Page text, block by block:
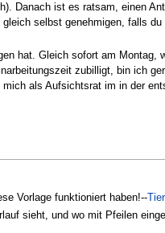
Danach ist es ratsam, einen
selbst genehmigen, falls
hat. Gleich sofort am Montag,
zubilligt, bin ich
als Aufsichtsrat im in der
Vorlage funktioniert haben!--
sieht, und wo mit Pfeilen